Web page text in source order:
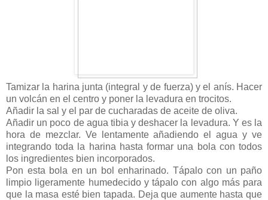
Tamizar la harina junta (integral y de fuerza) y el anís. Hacer
un volcán en el centro y poner la levadura en trocitos.
Añadir la sal y el par de cucharadas de aceite de oliva.
Añadir un poco de agua tibia y deshacer la levadura. Y es la
hora de mezclar. Ve lentamente añadiendo el agua y ve
integrando toda la harina hasta formar una bola con todos
los ingredientes bien incorporados.
Pon esta bola en un bol enharinado. Tápalo con un paño
limpio ligeramente humedecido y tápalo con algo más para
que la masa esté bien tapada. Deja que aumente hasta que